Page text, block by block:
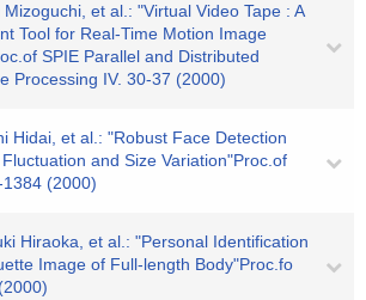
et al.: "Virtual Video Tape : A
Tool for Real-Time Motion Image
SPIE Parallel and Distributed
Processing IV. 30-37 (2000)
Hidai, et al.: "Robust Face Detection
and Size Variation"Proc.of
(2000)
Hiraoka, et al.: "Personal Identification
Image of Full-length Body"Proc.fo